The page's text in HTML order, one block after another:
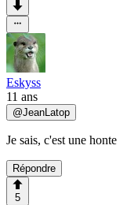
Eskyss
11 ans
@JeanLatop
Je sais, c'est une honte
Répondre
5